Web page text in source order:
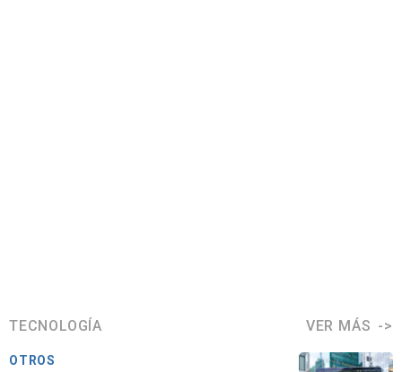
TECNOLOGÍA VER MÁS
OTROS